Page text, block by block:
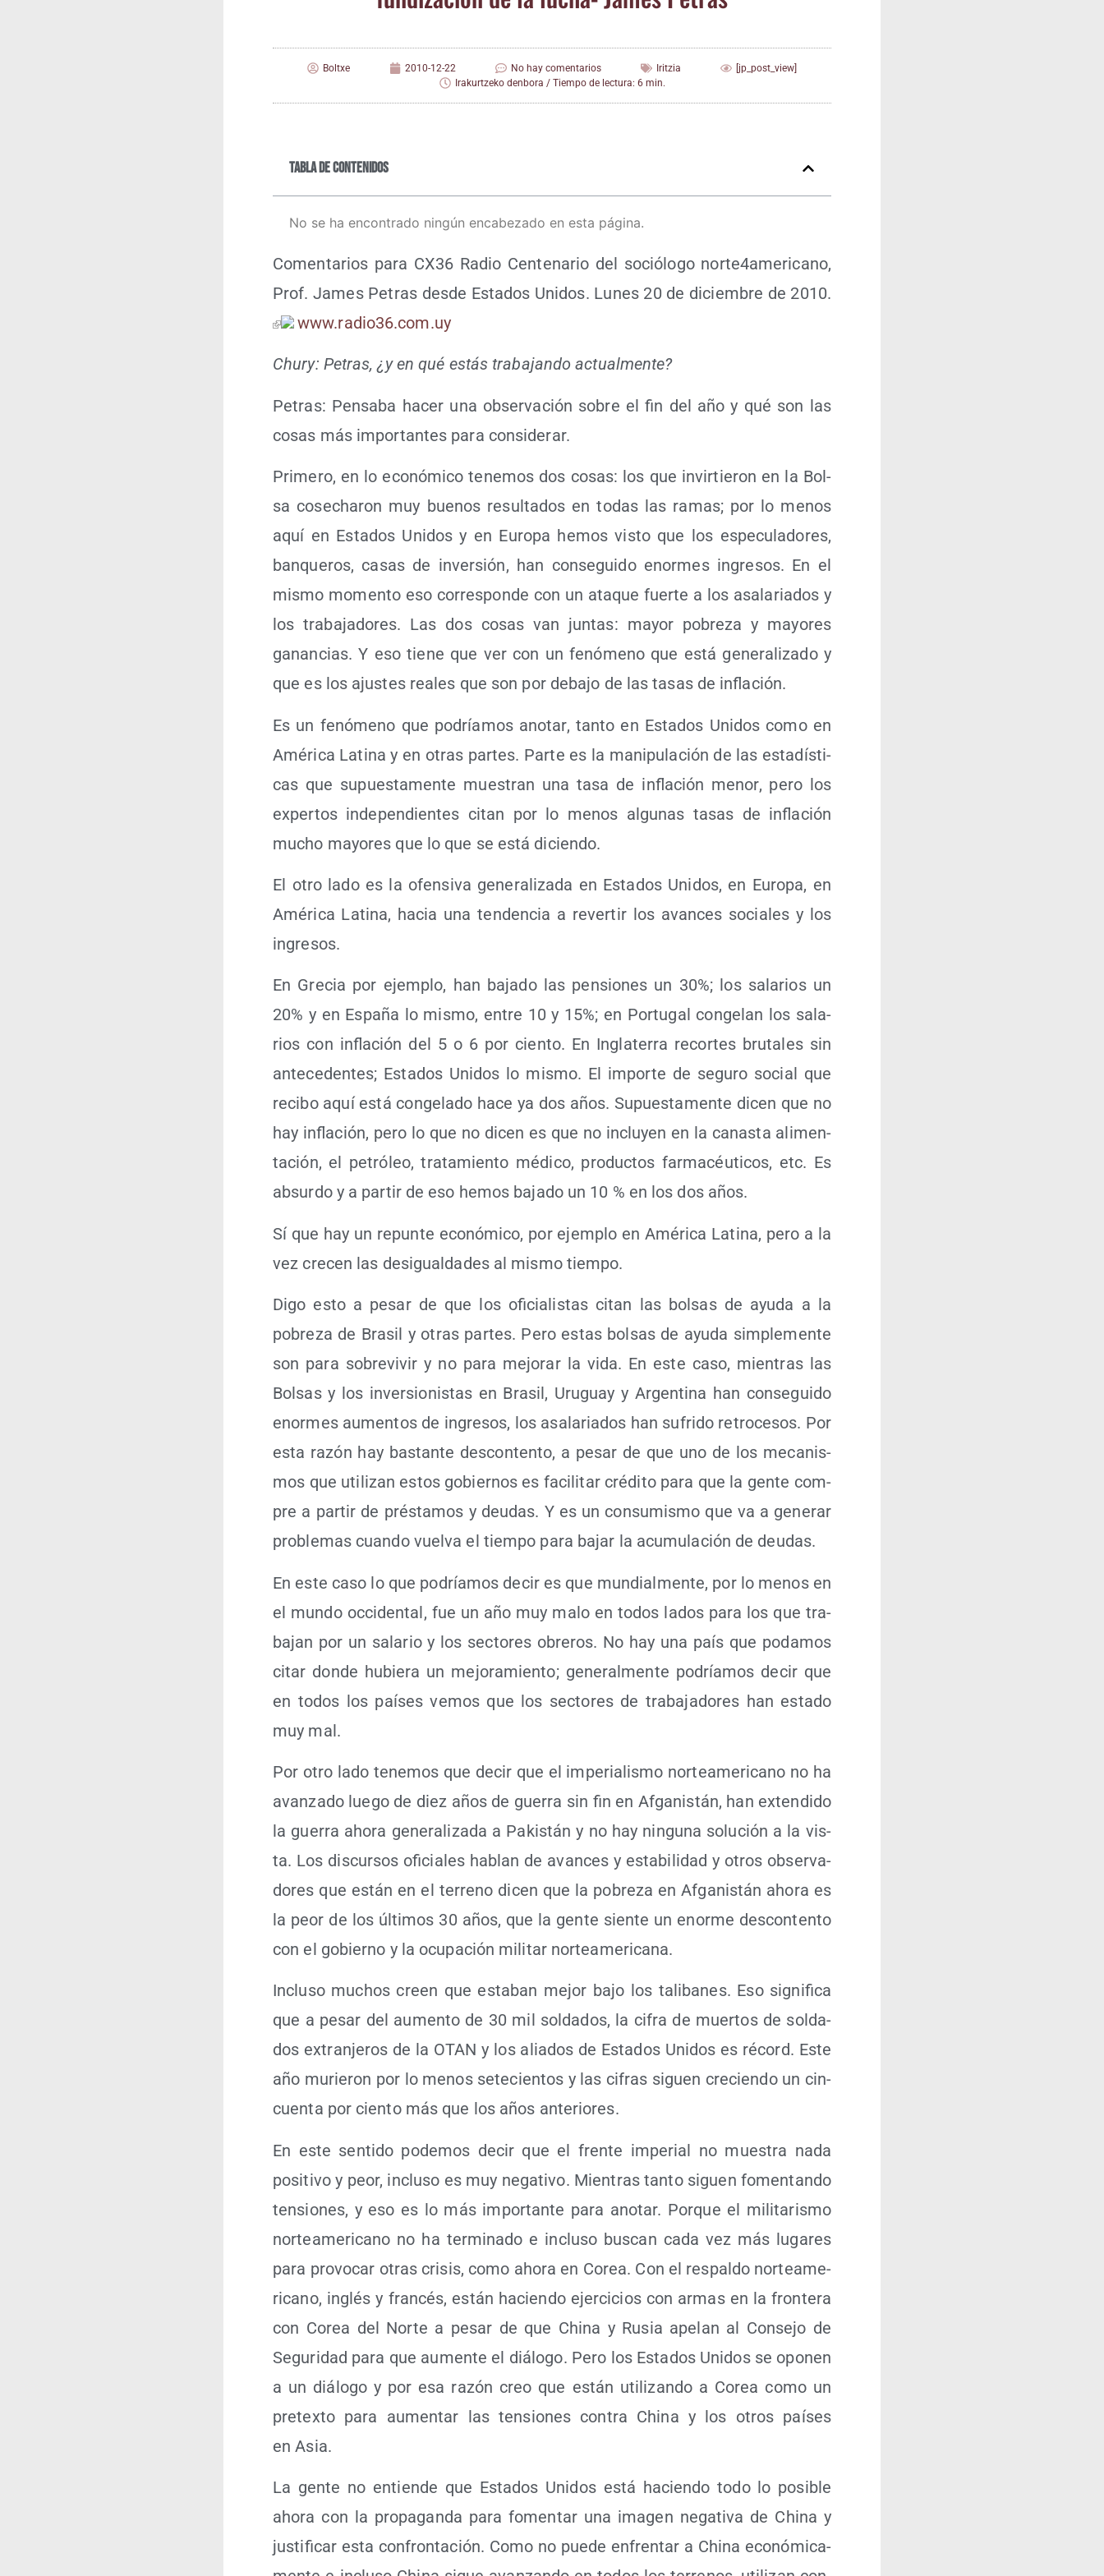
Boltxe 2010-12-22 No hay comentarios Iritzia
[jp_post_view]
Irakurtzeko denbora / Tiempo de lectura: 6 min.
Tabla de contenidos
No se ha encontrado ningún encabezado en esta página.
Comen­ta­rios para CX36 Radio Cen­te­na­rio del soció­lo­go norte4americano,
Prof. James Petras des­de Esta­dos Uni­dos. Lunes 20 de diciem­bre de 2010.
www​.radio36​.com​.uy
Chury: Petras, ¿y en qué estás tra­ba­jan­do actualmente?
Petras: Pen­sa­ba hacer una obser­va­ción sobre el fin del año y qué son las
cosas más impor­tan­tes para considerar.
Pri­me­ro, en lo eco­nó­mi­co tene­mos dos cosas: los que invir­tie­ron en la Bol­
sa cose­cha­ron muy bue­nos resul­ta­dos en todas las ramas; por lo menos
aquí en Esta­dos Uni­dos y en Euro­pa hemos vis­to que los espe­cu­la­do­res,
ban­que­ros, casas de inver­sión, han con­se­gui­do enor­mes ingre­sos. En el
mis­mo momen­to eso corres­pon­de con un ata­que fuer­te a los asa­la­ria­dos y
los tra­ba­ja­do­res. Las dos cosas van jun­tas: mayor pobre­za y mayo­res
ganan­cias. Y eso tie­ne que ver con un fenó­meno que está gene­ra­li­za­do y
que es los ajus­tes reales que son por deba­jo de las tasas de inflación.
Es un fenó­meno que podría­mos ano­tar, tan­to en Esta­dos Uni­dos como en
Amé­ri­ca Lati­na y en otras par­tes. Par­te es la mani­pu­la­ción de las esta­dís­ti­
cas que supues­ta­men­te mues­tran una tasa de infla­ción menor, pero los
exper­tos inde­pen­dien­tes citan por lo menos algu­nas tasas de infla­ción
mucho mayo­res que lo que se está diciendo.
El otro lado es la ofen­si­va gene­ra­li­za­da en Esta­dos Uni­dos, en Euro­pa, en
Amé­ri­ca Lati­na, hacia una ten­den­cia a rever­tir los avan­ces socia­les y los
ingresos.
En Gre­cia por ejem­plo, han baja­do las pen­sio­nes un 30%; los sala­rios un
20% y en Espa­ña lo mis­mo, entre 10 y 15%; en Por­tu­gal con­ge­lan los sala­
rios con infla­ción del 5 o 6 por cien­to. En Ingla­te­rra recor­tes bru­ta­les sin
ante­ce­den­tes; Esta­dos Uni­dos lo mis­mo. El impor­te de segu­ro social que
reci­bo aquí está con­ge­la­do hace ya dos años. Supues­ta­men­te dicen que no
hay infla­ción, pero lo que no dicen es que no inclu­yen en la canas­ta ali­men­
ta­ción, el petró­leo, tra­ta­mien­to médi­co, pro­duc­tos far­ma­céu­ti­cos, etc. Es
absur­do y a par­tir de eso hemos baja­do un 10 % en los dos años.
Sí que hay un repun­te eco­nó­mi­co, por ejem­plo en Amé­ri­ca Lati­na, pero a la
vez cre­cen las des­igual­da­des al mis­mo tiempo.
Digo esto a pesar de que los ofi­cia­lis­tas citan las bol­sas de ayu­da a la
pobre­za de Bra­sil y otras par­tes. Pero estas bol­sas de ayu­da sim­ple­men­te
son para sobre­vi­vir y no para mejo­rar la vida. En este caso, mien­tras las
Bol­sas y los inver­sio­nis­tas en Bra­sil, Uru­guay y Argen­ti­na han con­se­gui­do
enor­mes aumen­tos de ingre­sos, los asa­la­ria­dos han sufri­do retro­ce­sos. Por
esta razón hay bas­tan­te des­con­ten­to, a pesar de que uno de los meca­nis­
mos que uti­li­zan estos gobier­nos es faci­li­tar cré­di­to para que la gen­te com­
pre a par­tir de prés­ta­mos y deu­das. Y es un con­su­mis­mo que va a gene­rar
pro­ble­mas cuan­do vuel­va el tiem­po para bajar la acu­mu­la­ción de deudas.
En este caso lo que podría­mos decir es que mun­dial­men­te, por lo menos en
el mun­do occi­den­tal, fue un año muy malo en todos lados para los que tra­
ba­jan por un sala­rio y los sec­to­res obre­ros. No hay una país que poda­mos
citar don­de hubie­ra un mejo­ra­mien­to; gene­ral­men­te podría­mos decir que
en todos los paí­ses vemos que los sec­to­res de tra­ba­ja­do­res han esta­do
muy mal.
Por otro lado tene­mos que decir que el impe­ria­lis­mo nor­te­ame­ri­cano no ha
avan­za­do lue­go de diez años de gue­rra sin fin en Afga­nis­tán, han exten­di­do
la gue­rra aho­ra gene­ra­li­za­da a Pakis­tán y no hay nin­gu­na solu­ción a la vis­
ta. Los dis­cur­sos ofi­cia­les hablan de avan­ces y esta­bi­li­dad y otros obser­va­
do­res que están en el terreno dicen que la pobre­za en Afga­nis­tán aho­ra es
la peor de los últi­mos 30 años, que la gen­te sien­te un enor­me des­con­ten­to
con el gobierno y la ocu­pa­ción mili­tar norteamericana.
Inclu­so muchos creen que esta­ban mejor bajo los tali­ba­nes. Eso sig­ni­fi­ca
que a pesar del aumen­to de 30 mil sol­da­dos, la cifra de muer­tos de sol­da­
dos extran­je­ros de la OTAN y los alia­dos de Esta­dos Uni­dos es récord. Este
año murie­ron por lo menos sete­cien­tos y las cifras siguen cre­cien­do un cin­
cuen­ta por cien­to más que los años anteriores.
En este sen­ti­do pode­mos decir que el fren­te impe­rial no mues­tra nada
posi­ti­vo y peor, inclu­so es muy nega­ti­vo. Mien­tras tan­to siguen fomen­tan­do
ten­sio­nes, y eso es lo más impor­tan­te para ano­tar. Por­que el mili­ta­ris­mo
nor­te­ame­ri­cano no ha ter­mi­na­do e inclu­so bus­can cada vez más luga­res
para pro­vo­car otras cri­sis, como aho­ra en Corea. Con el res­pal­do nor­te­ame­
ri­cano, inglés y fran­cés, están hacien­do ejer­ci­cios con armas en la fron­te­ra
con Corea del Nor­te a pesar de que Chi­na y Rusia ape­lan al Con­se­jo de
Segu­ri­dad para que aumen­te el diá­lo­go. Pero los Esta­dos Uni­dos se opo­nen
a un diá­lo­go y por esa razón creo que están uti­li­zan­do a Corea como un
pre­tex­to para aumen­tar las ten­sio­nes con­tra Chi­na y los otros paí­ses
en Asia.
La gen­te no entien­de que Esta­dos Uni­dos está hacien­do todo lo posi­ble
aho­ra con la pro­pa­gan­da para fomen­tar una ima­gen nega­ti­va de Chi­na y
jus­ti­fi­car esta con­fron­ta­ción. Como no pue­de enfren­tar a Chi­na eco­nó­mi­ca­